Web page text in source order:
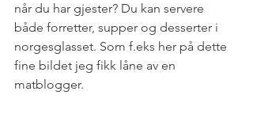
når du har gjester? Du kan servere
både forretter, supper og desserter i
norgesglasset. Som f.eks her på dette
fine bildet jeg fikk låne av en
matblogger.